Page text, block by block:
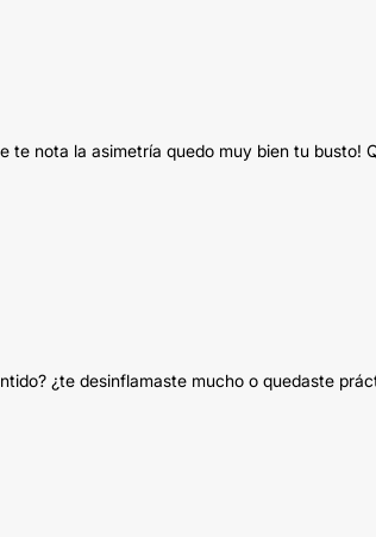
te nota la asimetría quedo muy bien tu busto!
¿te desinflamaste mucho o quedaste